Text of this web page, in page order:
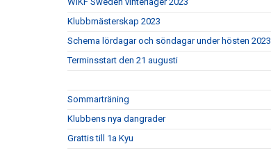
Klubbmästerskap 2023
Schema lördagar och söndagar under hösten 2023
Terminsstart den 21 augusti
Sommarträning
Klubbens nya dangrader
Grattis till 1a Kyu